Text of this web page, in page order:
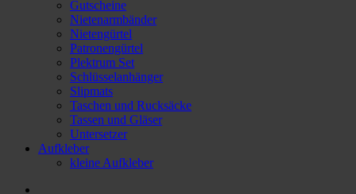
Gutscheine
Nietenarmbänder
Nietengürtel
Patronengürtel
Plektrum Set
Schlüsselanhänger
Slipmats
Taschen und Rucksäcke
Tassen und Gläser
Untersetzer
Aufkleber
kleine Aufkleber